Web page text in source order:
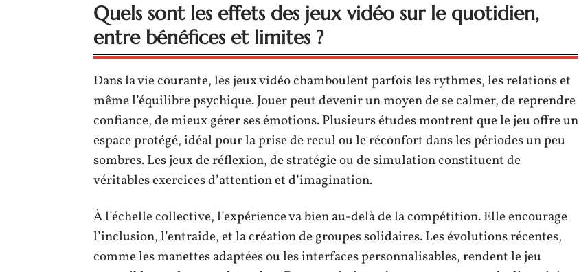
Quels sont les effets des jeux vidéo sur le quotidien,
entre bénéfices et limites ?
Dans la vie courante, les jeux vidéo chamboulent parfois les rythmes, les relations et
même l’équilibre psychique. Jouer peut devenir un moyen de se calmer, de reprendre
confiance, de mieux gérer ses émotions. Plusieurs études montrent que le jeu offre un
espace protégé, idéal pour la prise de recul ou le réconfort dans les périodes un peu
sombres. Les jeux de réflexion, de stratégie ou de simulation constituent de
véritables exercices d’attention et d’imagination.
À l’échelle collective, l’expérience va bien au-delà de la compétition. Elle encourage
l’inclusion, l’entraide, et la création de groupes solidaires. Les évolutions récentes,
comme les manettes adaptées ou les interfaces personnalisables, rendent le jeu